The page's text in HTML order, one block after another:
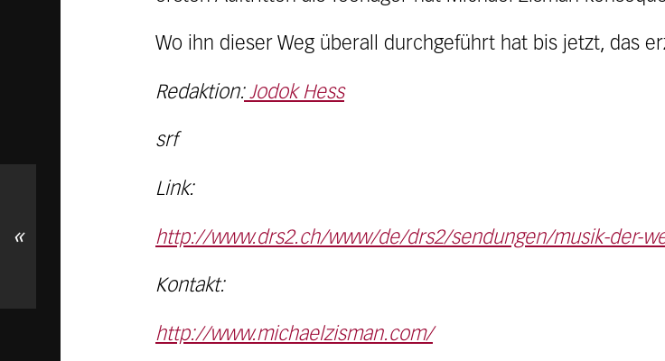
Wo ihn dieser Weg überall durchgeführt hat bis jetzt, das
Redaktion:Jodok Hess
srf
Link:
http://www.drs2.ch/www/de/drs2/sendungen/musik-der-
Kontakt:
http://www.michaelzisman.com/
«